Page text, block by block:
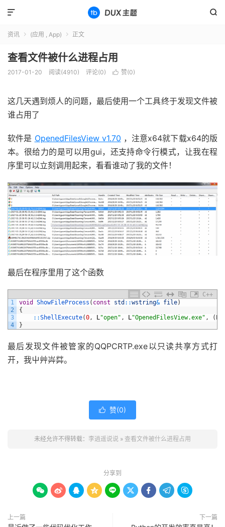


资讯  (应用 , App)  正文
查看文件被什么进程占用
2017-01-20 阅读(4910) 评论(0)  赞(0)
这几天遇到烦人的问题，最后使用一个工具终于发现文件被
谁占用了
软件是 OpenedFilesView v1.70 ，注意x64就下载x64的版
本。很给力的是可以用gui，还支持命令行模式，让我在程
序里可以立刻调用起来，看看谁动了我的文件！
最后在程序里用了这个函数
C++
1
2
3
4
void ShowFileProcess ( const std ::wstring& file)
{
::ShellExecute(0 , L "open" , L "OpenedFilesView.exe" , ( L
}
最后发现文件被管家的QQPCRTP.exe以只读共享方式打
开，我屮艸芔茻。
 赞(0)
未经允许不得转载： 李逍遥说说 » 查看文件被什么进程占用
分享到
        
上一篇 下一篇